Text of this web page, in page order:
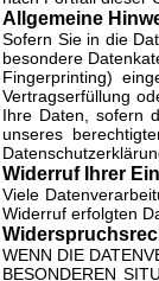
Allgemeine
Sofern Sie in die
besondere
Fingerprinting)
Vertragserfüllung
Ihre Daten, sofern
unseres
Widerruf Ihrer
Viele
Widerruf erfolgten
WENN DIE
BESONDEREN